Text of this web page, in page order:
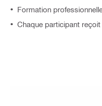
Formation
Chaque participant